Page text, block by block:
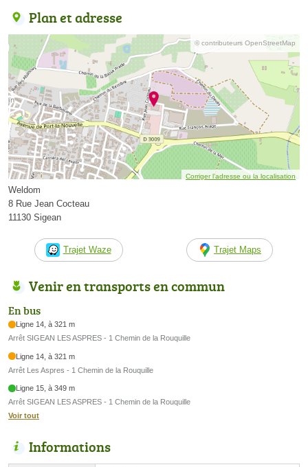
Plan et adresse
© contributeurs OpenStreetMap
Corriger l’adresse ou la localisation
Weldom
8 Rue Jean Cocteau
11130 Sigean
Trajet Waze Trajet Maps
Venir en transports en commun
En bus
Ligne 14, à 321 m
Arrêt SIGEAN LES ASPRES - 1 Chemin de la Rouquille
Ligne 14, à 321 m
Arrêt Les Aspres - 1 Chemin de la Rouquille
Ligne 15, à 349 m
Arrêt SIGEAN LES ASPRES - 1 Chemin de la Rouquille
Voir tout
Informations